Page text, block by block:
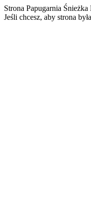
Strona Papugarnia
Jeśli chcesz, aby strona